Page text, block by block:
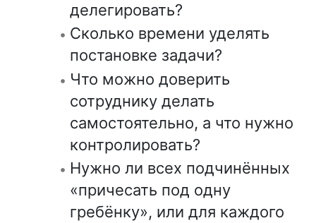
делегировать?
Сколько времени уделять
постановке задачи?
Что можно доверить
сотруднику делать
самостоятельно, а что нужно
контролировать?
Нужно ли всех подчинённых
«причесать под одну
гребёнку», или для каждого